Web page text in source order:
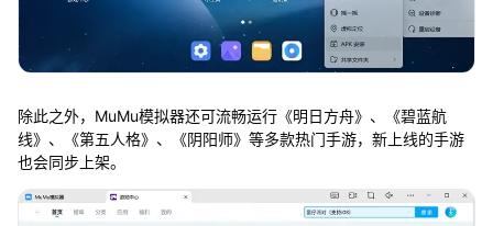
除此之外，MuMu模拟器还可流畅运行《明日方舟》、《碧蓝航
线》、《第五人格》、《阴阳师》等多款热门手游，新上线的手游
也会同步上架。